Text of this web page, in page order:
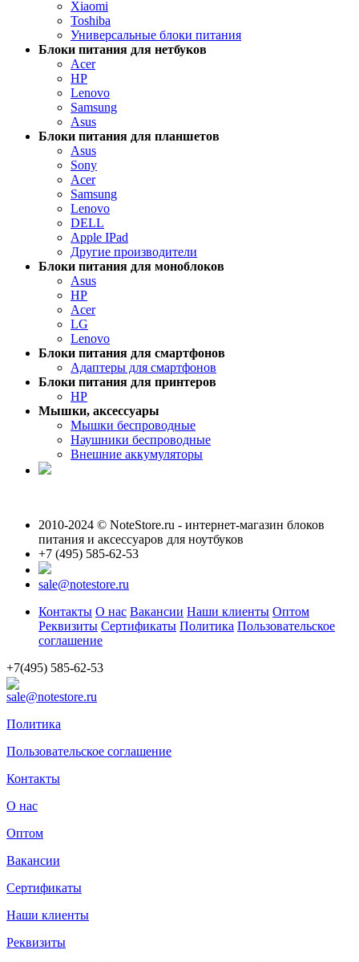
Xiaomi
Toshiba
Универсальные блоки питания
Блоки питания для нетбуков
Acer
HP
Lenovo
Samsung
Asus
Блоки питания для планшетов
Asus
Sony
Acer
Samsung
Lenovo
DELL
Apple IPad
Другие производители
Блоки питания для моноблоков
Asus
HP
Acer
LG
Lenovo
Блоки питания для смартфонов
Адаптеры для смартфонов
Блоки питания для принтеров
HP
Мышки, аксессуары
Мышки беспроводные
Наушники беспроводные
Внешние аккумуляторы
2010-2024 © NoteStore.ru - интернет-магазин блоков
питания и аксессуаров для ноутбуков
+7 (495) 585-62-53
sale@notestore.ru
Контакты О нас Вакансии Наши клиенты Оптом
Реквизиты Сертификаты Политика Пользовательское
соглашение
+7(495) 585-62-53
sale@notestore.ru
Политика
Пользовательское соглашение
Контакты
О нас
Оптом
Вакансии
Сертификаты
Наши клиенты
Реквизиты